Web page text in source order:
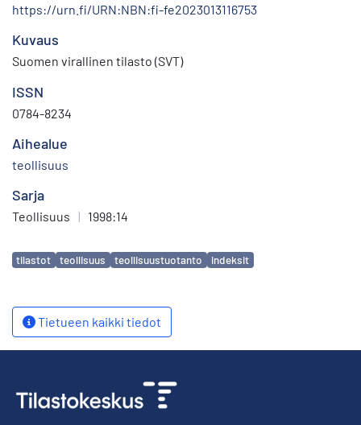
https://urn.fi/URN:NBN:fi-fe2023013116753
Kuvaus
Suomen virallinen tilasto (SVT)
ISSN
0784-8234
Aihealue
teollisuus
Sarja
Teollisuus | 1998:14
Avainsanat
tilastot teollisuus teollisuustuotanto indeksit
Tietueen kaikki tiedot